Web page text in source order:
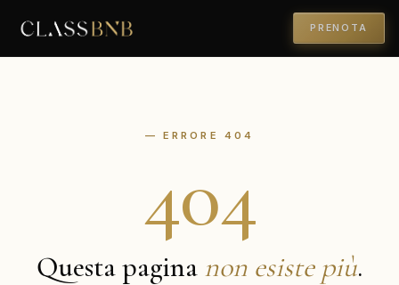
PRENOTA
— ERRORE 404
404
Questa pagina non esiste più.